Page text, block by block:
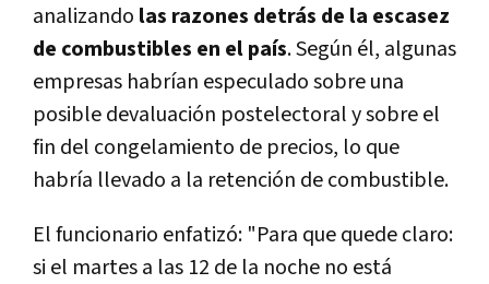
analizando las razones detrás de la escasez
de combustibles en el país. Según él, algunas
empresas habrían especulado sobre una
posible devaluación postelectoral y sobre el
fin del congelamiento de precios, lo que
habría llevado a la retención de combustible.
El funcionario enfatizó: "Para que quede claro:
si el martes a las 12 de la noche no está